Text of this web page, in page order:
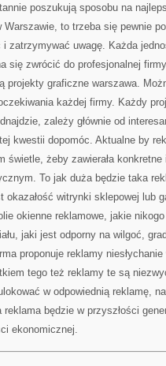
poszukują sposobu na
to trzeba się pewnie
zatrzymywać uwagę. Każda
się zwrócić do profesjonalnej
graficzne warszawa.
każdej firmy. Każdy
zależy głównie od
kwestii dopomóc. Aktualne by
świetle, żeby zawierała konkretne
To jak duża będzie taka
witrynki sklepowej lub
okienne reklamowe, jakie
jaki jest odporny na wilgoć,
proponuje reklamy niesłychanie
tego też reklamy te są
w odpowiednią reklamę,
będzie w przyszłości
ekonomicznej.